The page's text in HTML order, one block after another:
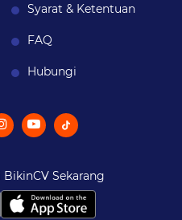
Syarat & Ketentuan
FAQ
Hubungi
Sekarang